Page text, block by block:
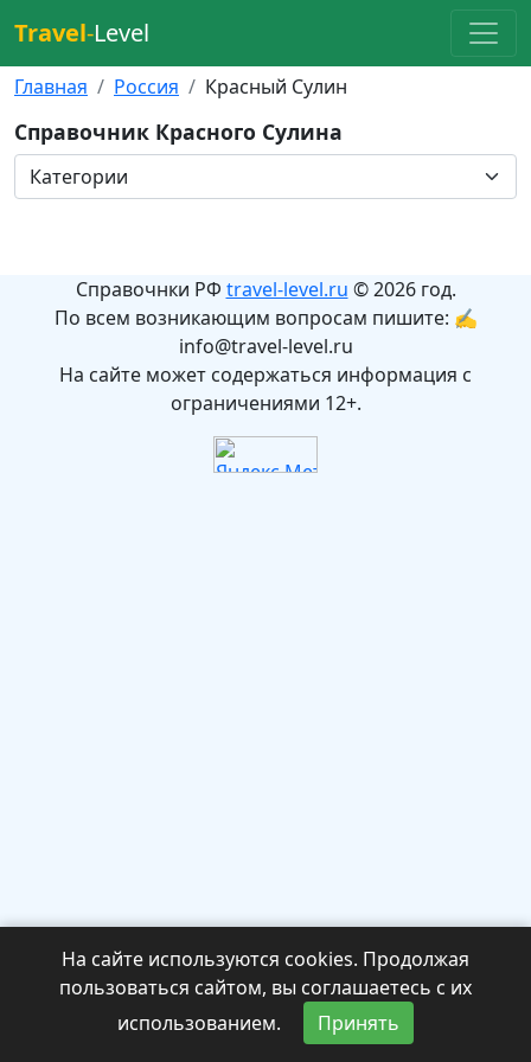
Travel-Level
Главная Россия Красный Сулин
Справочник Красного Сулина
Справочнки РФ travel-level.ru © 2026 год.
По всем возникающим вопросам пишите: ✍
info@travel-level.ru
На сайте может содержаться информация с
ограничениями 12+.
На сайте используются cookies. Продолжая
пользоваться сайтом, вы соглашаетесь с их
использованием.
Принять